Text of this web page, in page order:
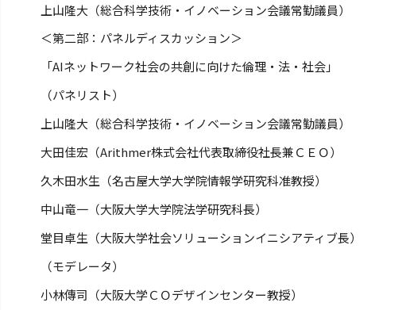
上山隆大（総合科学技術・イノベーション会議常勤議員）
＜第二部：パネルディスカッション＞
「AIネットワーク社会の共創に向けた倫理・法・社会」
（パネリスト）
上山隆大（総合科学技術・イノベーション会議常勤議員）
大田佳宏（Arithmer株式会社代表取締役社長兼ＣＥＯ）
久木田水生（名古屋大学大学院情報学研究科准教授）
中山竜一（大阪大学大学院法学研究科長）
堂目卓生（大阪大学社会ソリューションイニシアティブ長）
（モデレータ）
小林傳司（大阪大学ＣＯデザインセンター教授）